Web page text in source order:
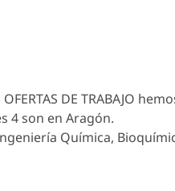
DE TRABAJO
4 son en Aragón.
Química,